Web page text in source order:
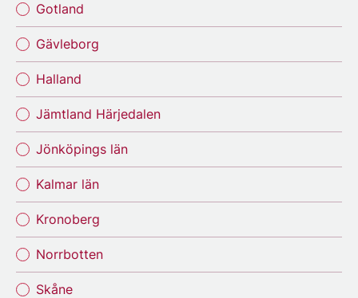
Gotland
Gävleborg
Halland
Jämtland Härjedalen
Jönköpings län
Kalmar län
Kronoberg
Norrbotten
Skåne